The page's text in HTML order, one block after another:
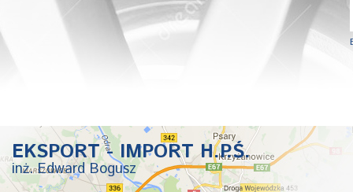
EKSPORT - IMPORT H.P.Ś.
inż. Edward Bogusz